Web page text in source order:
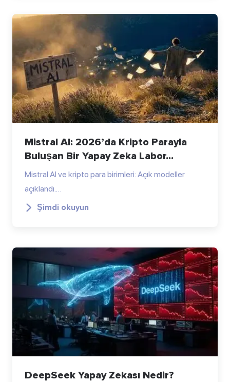
Mistral AI: 2026’da Kripto Parayla
Buluşan Bir Yapay Zeka Labor...
Mistral AI ve kripto para birimleri: Açık modeller
açıklandı.…
Şimdi okuyun
DeepSeek Yapay Zekası Nedir?